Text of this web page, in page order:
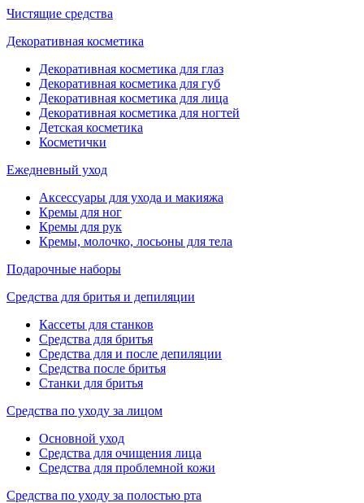
Чистящие средства
Декоративная косметика
Декоративная косметика для глаз
Декоративная косметика для губ
Декоративная косметика для лица
Декоративная косметика для ногтей
Детская косметика
Косметички
Ежедневный уход
Аксессуары для ухода и макияжа
Кремы для ног
Кремы для рук
Кремы, молочко, лосьоны для тела
Подарочные наборы
Средства для бритья и депиляции
Кассеты для станков
Средства для бритья
Средства для и после депиляции
Средства после бритья
Станки для бритья
Средства по уходу за лицом
Основной уход
Средства для очищения лица
Средства для проблемной кожи
Средства по уходу за полостью рта